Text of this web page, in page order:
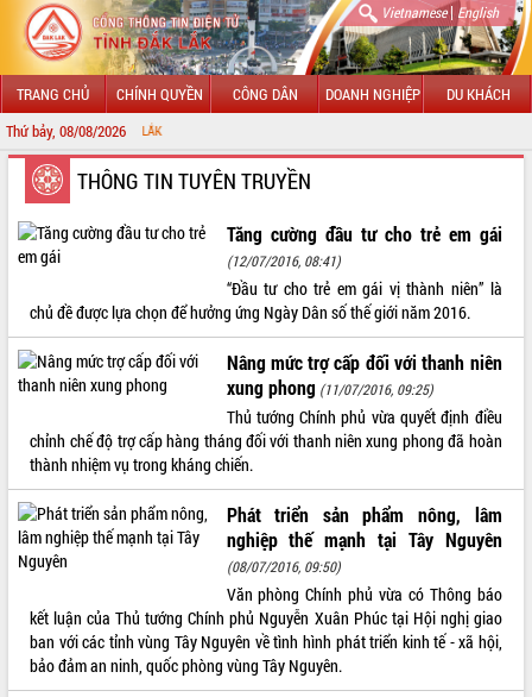
Vietnamese| English
TRANG CHỦ CHÍNH QUYỀN CÔNG DÂN DOANH NGHIỆP DU KHÁCH
Thứ bảy, 08/08/2026
GIỚI THIỆU
LÃNH ĐẠO UBND TỈNH
TIN TỨC SỰ KIỆN
SỞ, BAN, NGÀNH
UBND CÁC XÃ, PHƯỜNG
HỆ THỐNG VĂN BẢN
VĂN BẢN HĐND TỈNH
ĐIỂM TIN VĂN BẢN
QUY HOẠCH - KẾ HOẠCH
THÔNG TIN TUYÊN TRUYỀN
Tăng cường đầu tư cho trẻ em gái
(12/07/2016, 08:41)
“Đầu tư cho trẻ em gái vị thành niên” là
chủ đề được lựa chọn để hưởng ứng Ngày Dân số thế giới năm 2016.
Nâng mức trợ cấp đối với thanh niên
xung phong (11/07/2016, 09:25)
Thủ tướng Chính phủ vừa quyết định điều
chỉnh chế độ trợ cấp hàng tháng đối với thanh niên xung phong đã hoàn
thành nhiệm vụ trong kháng chiến.
Phát triển sản phẩm nông, lâm
nghiệp thế mạnh tại Tây Nguyên
(08/07/2016, 09:50)
Văn phòng Chính phủ vừa có Thông báo
kết luận của Thủ tướng Chính phủ Nguyễn Xuân Phúc tại Hội nghị giao
ban với các tỉnh vùng Tây Nguyên về tình hình phát triển kinh tế - xã hội,
bảo đảm an ninh, quốc phòng vùng Tây Nguyên.